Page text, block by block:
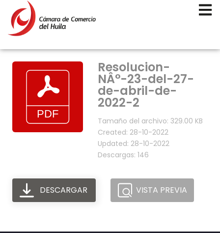
Resolucion-
NÂ°-23-del-27-
de-abril-de-
2022-2
Tamaño del archivo: 329.00 KB
Created: 28-10-2022
Updated: 28-10-2022
Descargas: 146
DESCARGAR VISTA PREVIA